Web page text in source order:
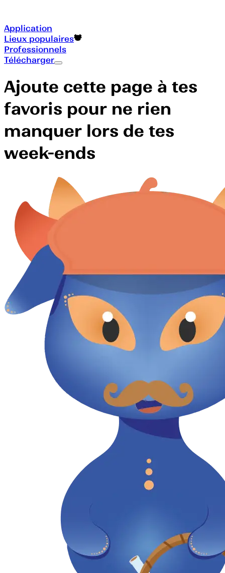
Application
Lieux populaires
Professionnels
Télécharger
Ajoute cette page à tes
favoris pour ne rien
manquer lors de tes
week-ends